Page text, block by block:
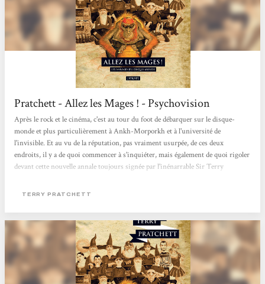
Pratchett - Allez les Mages ! - Psychovision
Après le rock et le cinéma, c'est au tour du foot de débarquer sur le disque-
monde et plus particulièrement à Ankh-Morporkh et à l'université de
l'invisible. Et au vu de la réputation, pas vraiment usurpée, de ces deux
endroits, il y a de quoi commencer à s'inquiéter, mais également de quoi rigoler
devant cette nouvelle annale toujours signée par l'inénarrable Sir Terry
volume du disque-Monde, ni le pire d'ailleurs, mais ça se laisse lire et on
TERRY PRATCHETT